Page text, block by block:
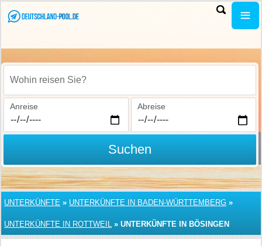
Wohin reisen Sie?
Anreise Abreise
Suchen
UNTERKÜNFTE » UNTERKÜNFTE IN BADEN-WÜRTTEMBERG »
UNTERKÜNFTE IN ROTTWEIL » UNTERKÜNFTE IN BÖSINGEN